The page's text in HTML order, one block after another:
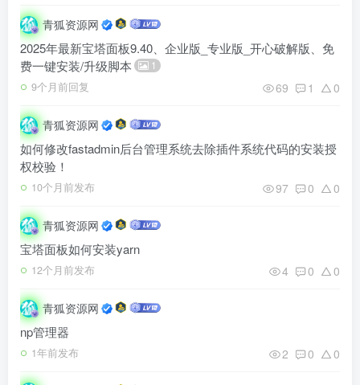
青狐资源网
2025年最新宝塔面板9.40、企业版_专业版_开心破解版、免
费一键安装/升级脚本
1
9个月前回复 69 1 0
青狐资源网
如何修改fastadmin后台管理系统去除插件系统代码的安装授
权校验！
10个月前发布 97 0 0
青狐资源网
宝塔面板如何安装yarn
12个月前发布 4 0 0
青狐资源网
np管理器
1年前发布 2 0 0